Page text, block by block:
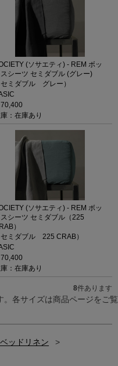
(ソサエティ) - REM ボッ
シーツ セミダブル (グレー)
セミダブル グレー）
70,400
：在庫あり
(ソサエティ) - REM ボッ
シーツ セミダブル（225
）
セミダブル 225 CRAB）
70,400
：在庫あり
8件あります
各サイズは商品ページをご覧
ッドリネン
>